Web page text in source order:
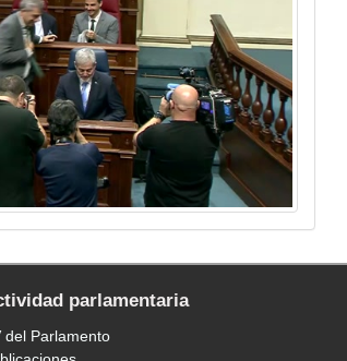
parlamentaria
del Parlamento